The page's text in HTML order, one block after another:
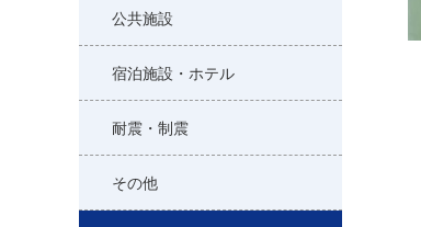
公共施設
宿泊施設・ホテル
耐震・制震
その他